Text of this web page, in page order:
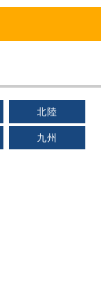
北陸
九州